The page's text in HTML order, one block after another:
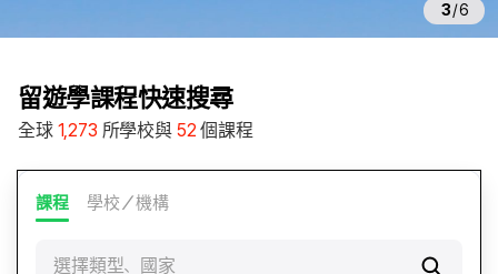
3/6
留遊學課程快速搜尋
全球 1,273 所學校與 52 個課程
課程 學校／機構
選擇類型、國家